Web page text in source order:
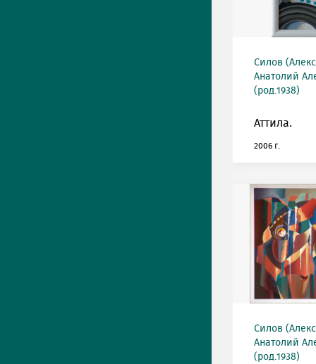
Силов
Анатолий
(род.1938)
Аттила.
2006 г.
Силов
Анатолий
(род.1938)